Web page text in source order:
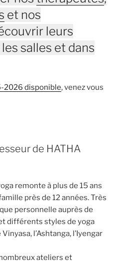
et nos
leurs
salles et dans
2026 disponible, venez vous
de HATHA
remonte à plus de 15 ans
près de 12 années. Très
personnelle auprès de
différents styles de yoga
l’Ashtanga, l’Iyengar
ateliers et